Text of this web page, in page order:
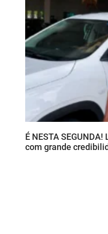
É NESTA
com grande